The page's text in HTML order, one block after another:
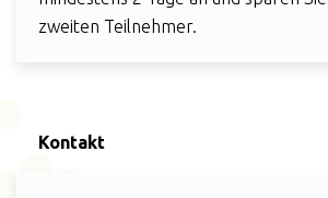
zweiten Teilnehmer.
Kontakt